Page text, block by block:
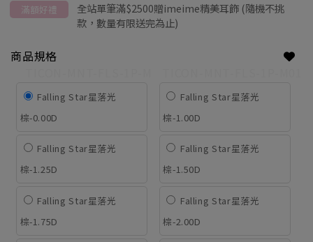
滿額好禮
全站單筆滿$2500贈imeime精美耳飾 (隨機不挑
款，數量有限送完為止)
商品規格
Falling Star星落光
棕-0.00D
Falling Star星落光
棕-1.00D
Falling Star星落光
棕-1.25D
Falling Star星落光
棕-1.50D
Falling Star星落光
棕-1.75D
Falling Star星落光
棕-2.00D